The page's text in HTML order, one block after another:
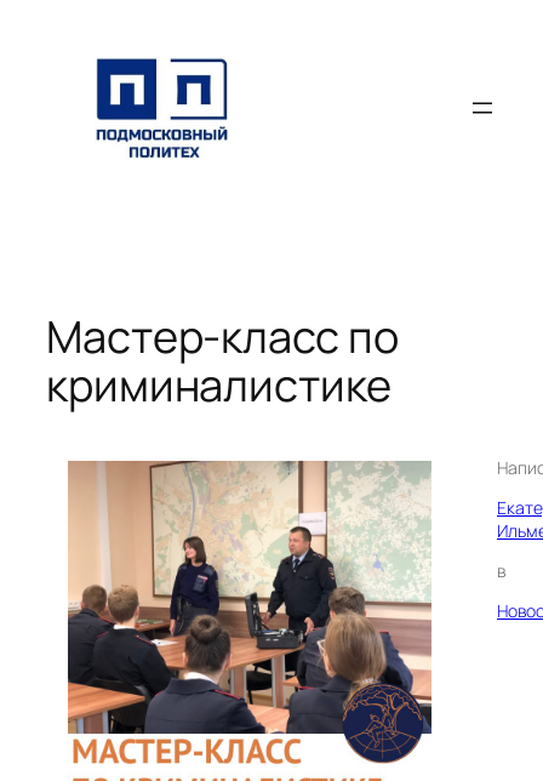
содержимому
Мастер-класс по
криминалистике
в